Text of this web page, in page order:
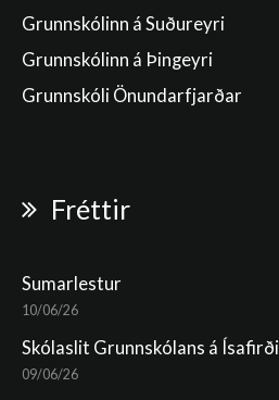
Grunnskólinn á Suðureyri
Grunnskólinn á Þingeyri
Grunnskóli Önundarfjarðar
Fréttir
Sumarlestur
10/06/26
Skólaslit Grunnskólans á Ísafirði
09/06/26